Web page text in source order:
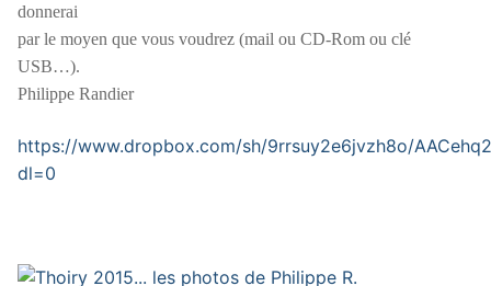
donnerai
par le moyen que vous voudrez (mail ou CD-Rom ou clé
USB…).
Philippe Randier
https://www.dropbox.com/sh/9rrsuy2e6jvzh8o/
dl=0